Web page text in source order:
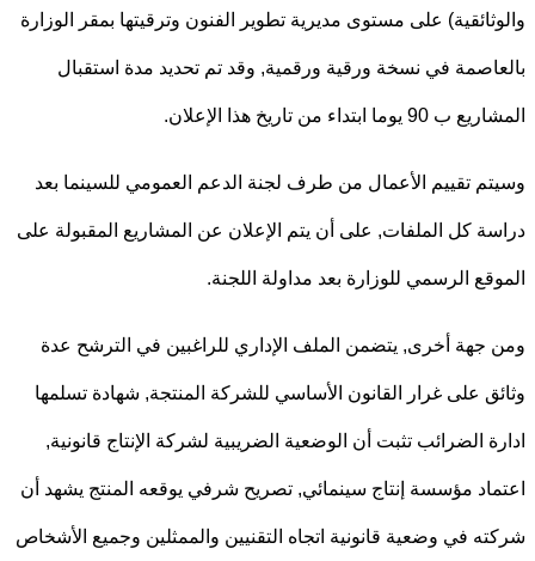
على مستوى مديرية تطوير الفنون وترقيتها بمقر الوزارة
في نسخة ورقية ورقمية, وقد تم تحديد مدة استقبال
ابتداء من تاريخ هذا الإعلان.
تقييم الأعمال من طرف لجنة الدعم العمومي للسينما بعد
كل الملفات, على أن يتم الإعلان عن المشاريع المقبولة على
الرسمي للوزارة بعد مداولة اللجنة.
جهة أخرى, يتضمن الملف الإداري للراغبين في الترشح عدة
على غرار القانون الأساسي للشركة المنتجة, شهادة تسلمها
الضرائب تثبت أن الوضعية الضريبية لشركة الإنتاج قانونية,
مؤسسة إنتاج سينمائي, تصريح شرفي يوقعه المنتج يشهد أن
في وضعية قانونية اتجاه التقنيين والممثلين وجميع الأشخاص